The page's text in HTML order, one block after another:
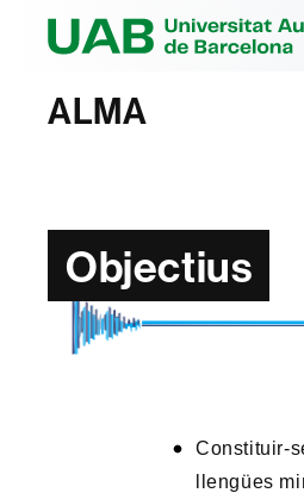
ALMA
Objectius
Constituir-
llengües